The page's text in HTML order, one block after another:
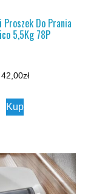
Proszek Do Prania
5,5Kg 78P
42,00zł
Kup